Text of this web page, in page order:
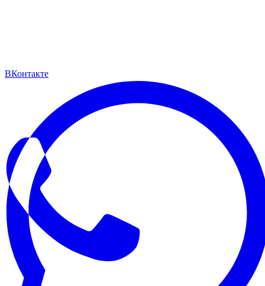
ВКонтакте